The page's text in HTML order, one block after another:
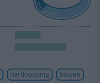
hartklopping
blozen